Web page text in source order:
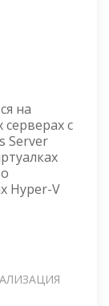
на
серверах с
Server
Hyper-V